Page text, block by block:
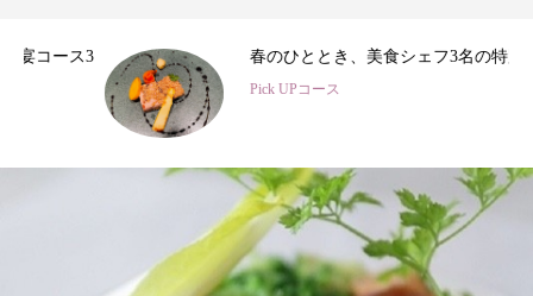
春のひととき、美食シェフ3名の特別コース
Pick UPコース